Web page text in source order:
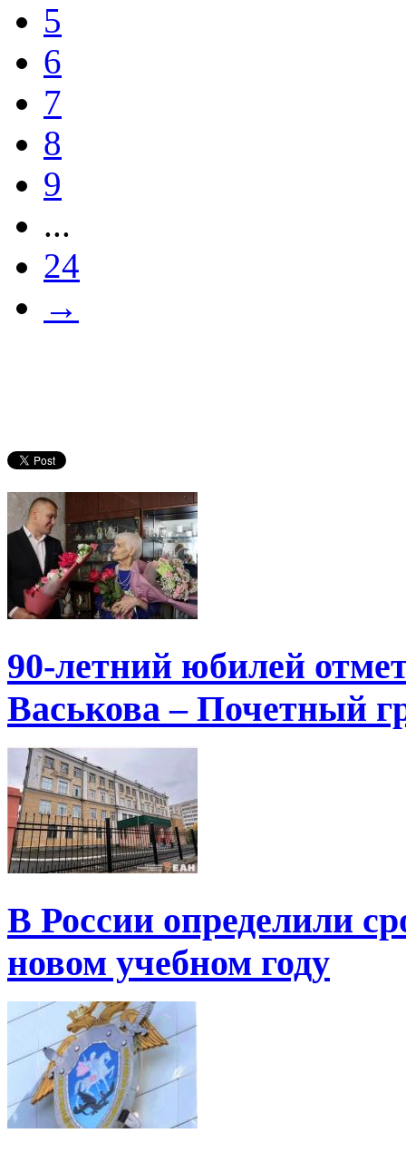
5
6
7
8
9
...
24
→
90-летний юбилей
Васькова – Почетный
В России определили
новом учебном году